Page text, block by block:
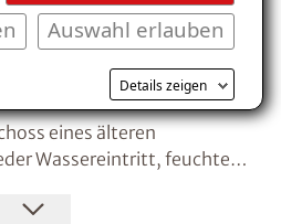
Auswahl erlauben
Details zeigen
eines älteren
Wassereintritt, feuchte
Abdichtungstechnik Tremel